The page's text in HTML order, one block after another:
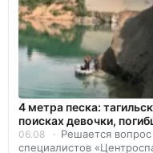
4 метра песка:
поисках девочки,
06.08
Решается
специалистов